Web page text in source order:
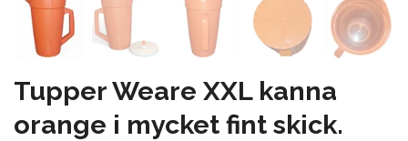
Tupper Weare XXL kanna
orange i mycket fint skick.